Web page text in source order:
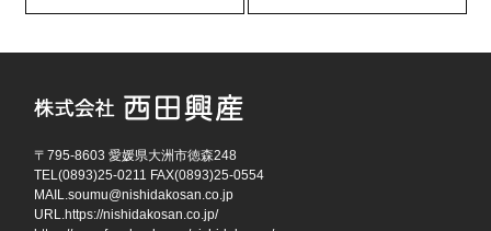
〒795-8603 愛媛県大洲市徳森248
TEL(0893)25-0211 FAX(0893)25-0554
MAIL.soumu@nishidakosan.co.jp
URL.https://nishidakosan.co.jp/